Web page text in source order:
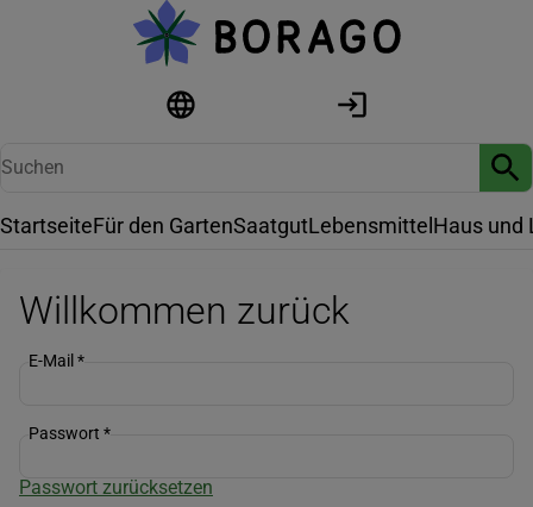
StartseiteFür den GartenSaatgutLebensmittel Haus und
Willkommen zurück
E-Mail *
Passwort *
Passwort zurücksetzen